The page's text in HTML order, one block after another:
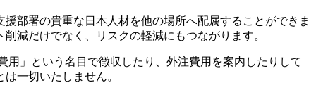
部署の貴重な日本人材を他の場所へ配属することができま
減だけでなく、リスクの軽減にもつながります。
」という名目で徴収したり、外注費用を案内したりして
一切いたしません。